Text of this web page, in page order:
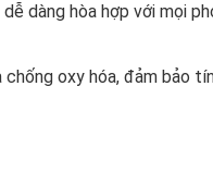
dàng hòa hợp với mọi
chống oxy hóa, đảm bảo